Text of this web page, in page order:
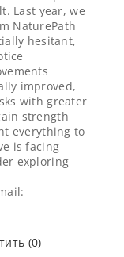
Last year, we
NaturePath
hesitant,
improved,
with greater
strength
everything to
is facing
exploring
(0)